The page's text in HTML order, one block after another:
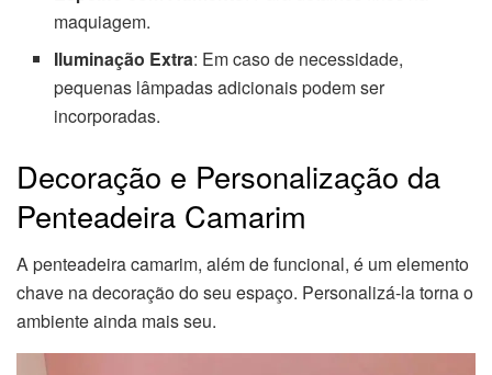
maquiagem.
Iluminação Extra: Em caso de necessidade,
pequenas lâmpadas adicionais podem ser
incorporadas.
Decoração e Personalização da
Penteadeira Camarim
A penteadeira camarim, além de funcional, é um elemento
chave na decoração do seu espaço. Personalizá-la torna o
ambiente ainda mais seu.